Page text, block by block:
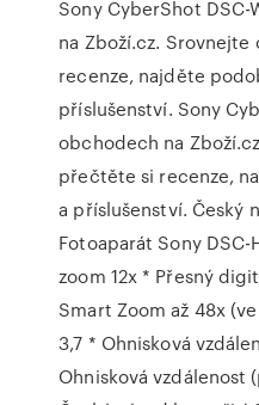
Sony CyberShot
na Zboží.cz.
recenze, najděte
příslušenství. Sony
obchodech na
přečtěte si recenze,
a příslušenství. Český
Fotoaparát Sony
zoom 12x * Přesný
Smart Zoom až 48x
3,7 * Ohnisková
Ohnisková vzdálenost